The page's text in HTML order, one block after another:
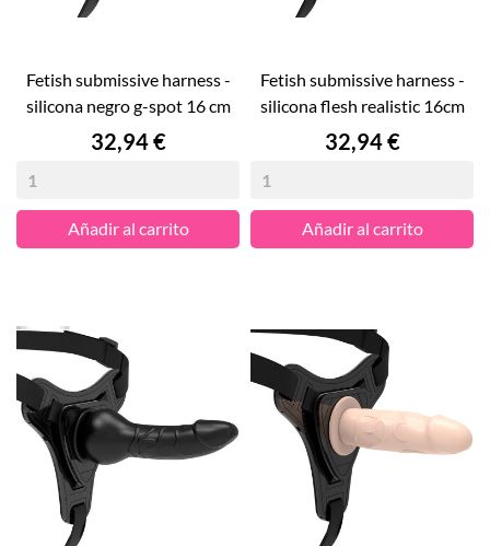
fetish submissive harness -
silicona negro g-spot 16 cm
Precio
32,94 €
Añadir al carrito
fetish submissive harness -
silicona flesh realistic 16cm
Precio
32,94 €
Añadir al carrito